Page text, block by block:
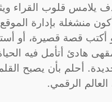
يلامس قلوب القراء
منشغلة بإدارة
أو أكتب قصة قصيرة، أو
هادئ أتأمل فيه
أحلم بأن يصبح
العالم الرقمي.